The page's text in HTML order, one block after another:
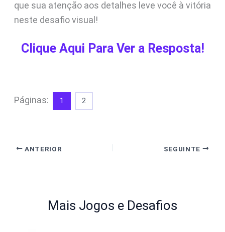
que sua atenção aos detalhes leve você à vitória
neste desafio visual!
Clique Aqui Para Ver a Resposta!
Páginas: 1 2
ANTERIOR SEGUINTE
Mais Jogos e Desafios